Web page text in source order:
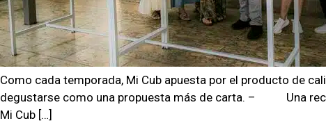
Como cada temporada, Mi Cub apuesta por el producto de
degustarse como una propuesta más de carta. – Una
Mi Cub […]